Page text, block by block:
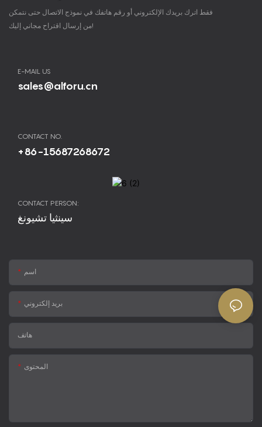
فقط اترك بريدك الإلكتروني أو رقم هاتفك في نموذج الاتصال حتى نتمكن
من إرسال اقتراح مجاني إليك!
E-MAIL US
sales@alforu.cn
CONTACT NO.
+86-15687268672
CONTACT PERSON:
سينثيا تشيونغ
اسم
بريد إلكتروني
هاتف
المحتوى